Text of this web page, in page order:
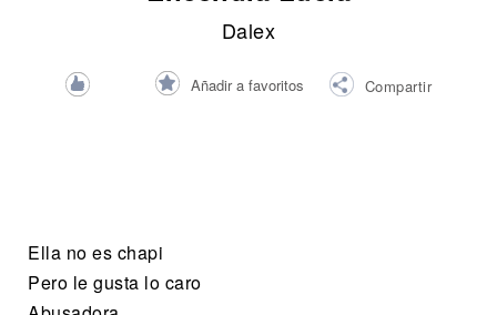
Dalex
Añadir a favoritos Compartir
Ella no es chapi
Pero le gusta lo caro